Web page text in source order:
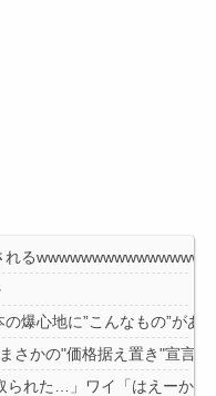
れる
の爆心地に”こんなもの”が
さかの"価格据え置き"宣言
られた…」ワイ「はえーか